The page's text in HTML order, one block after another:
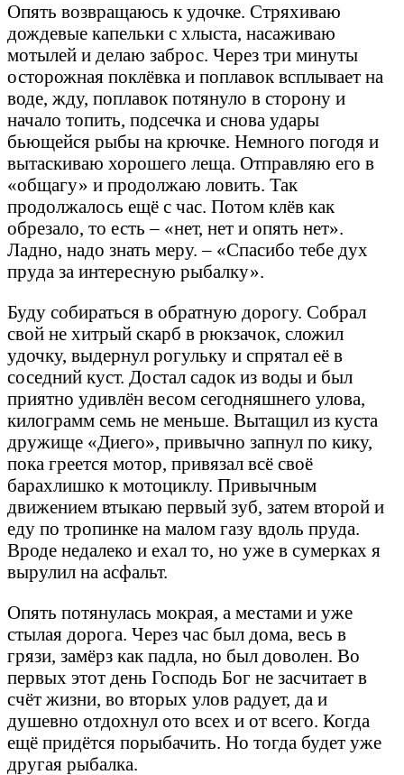
Опять возвращаюсь к удочке. Стряхиваю
дождевые капельки с хлыста, насаживаю
мотылей и делаю заброс. Через три минуты
осторожная поклёвка и поплавок всплывает на
воде, жду, поплавок потянуло в сторону и
начало топить, подсечка и снова удары
бьющейся рыбы на крючке. Немного погодя и
вытаскиваю хорошего леща. Отправляю его в
«общагу» и продолжаю ловить. Так
продолжалось ещё с час. Потом клёв как
обрезало, то есть – «нет, нет и опять нет».
Ладно, надо знать меру. – «Спасибо тебе дух
пруда за интересную рыбалку».
Буду собираться в обратную дорогу. Собрал
свой не хитрый скарб в рюкзачок, сложил
удочку, выдернул рогульку и спрятал её в
соседний куст. Достал садок из воды и был
приятно удивлён весом сегодняшнего улова,
килограмм семь не меньше. Вытащил из куста
дружище «Диего», привычно запнул по кику,
пока греется мотор, привязал всё своё
барахлишко к мотоциклу. Привычным
движением втыкаю первый зуб, затем второй и
еду по тропинке на малом газу вдоль пруда.
Вроде недалеко и ехал то, но уже в сумерках я
вырулил на асфальт.
Опять потянулась мокрая, а местами и уже
стылая дорога. Через час был дома, весь в
грязи, замёрз как падла, но был доволен. Во
первых этот день Господь Бог не засчитает в
счёт жизни, во вторых улов радует, да и
душевно отдохнул ото всех и от всего. Когда
ещё придётся порыбачить. Но тогда будет уже
другая рыбалка.